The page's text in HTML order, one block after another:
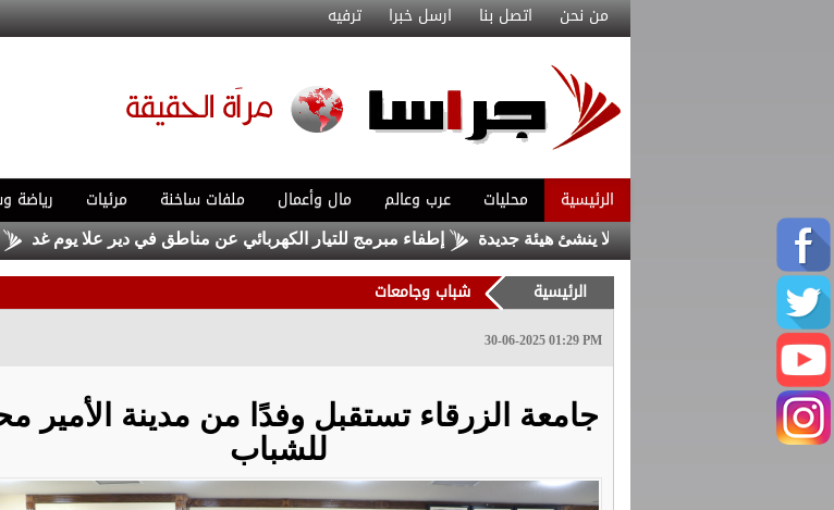
من نحن اتصل بنا ارسل خبرا ترفيه
الرئيسية محليات عرب وعالم مال وأعمال ملفات ساخنة مرئيات رياضة
الاعتماد" يدمج هيئتين ولا ينشئ هيئة جديدة إطفاء مبرمج للتيار الكهربائي عن مناطق في دير علا يوم غد
الرئيسية شباب وجامعات
30-06-2025 01:29 PM
جامعة الزرقاء تستقبل وفدًا من مدينة الأمير
للشباب